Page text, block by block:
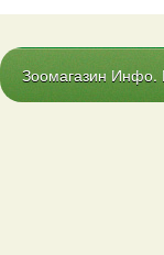
Зоомагазин Инфо.